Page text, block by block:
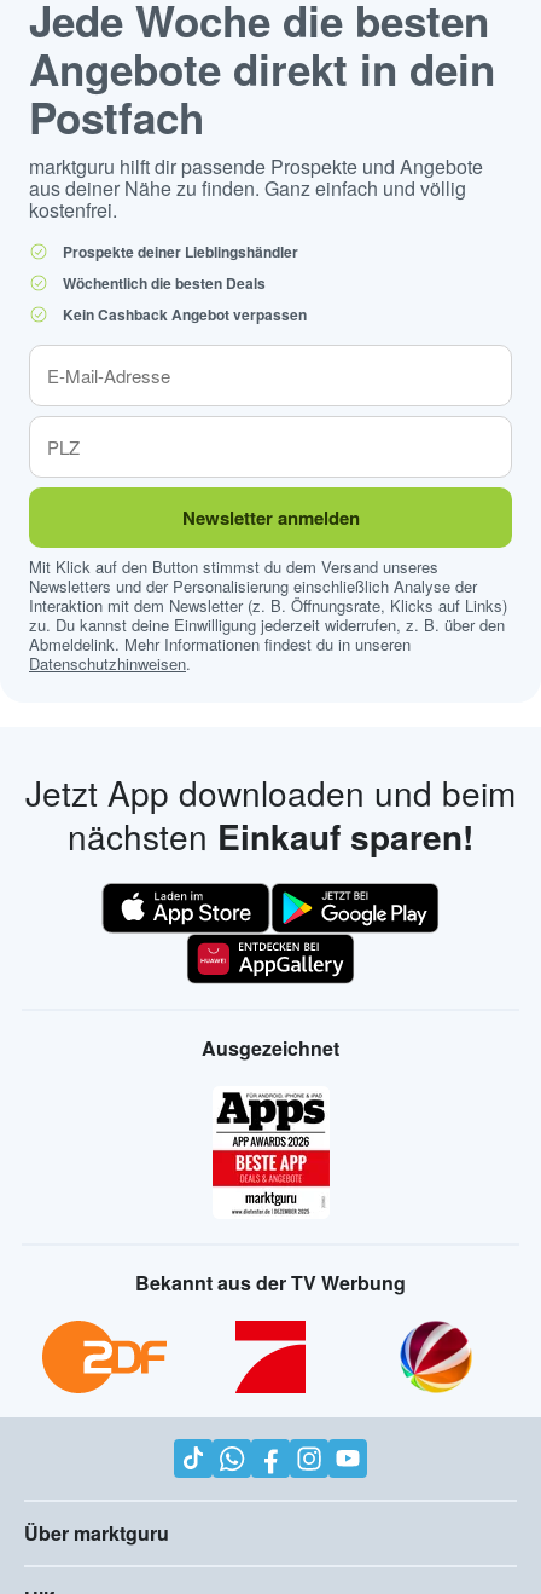
Jede Woche die besten
Angebote direkt in dein
Postfach
marktguru hilft dir passende Prospekte und Angebote
aus deiner Nähe zu finden. Ganz einfach und völlig
kostenfrei.
Prospekte deiner Lieblingshändler
Wöchentlich die besten Deals
Kein Cashback Angebot verpassen
Newsletter anmelden
Mit Klick auf den Button stimmst du dem Versand unseres
Newsletters und der Personalisierung einschließlich Analyse der
Interaktion mit dem Newsletter (z. B. Öffnungsrate, Klicks auf Links)
zu. Du kannst deine Einwilligung jederzeit widerrufen, z. B. über den
Abmeldelink. Mehr Informationen findest du in unseren
Datenschutzhinweisen.
Jetzt App downloaden und beim
nächsten Einkauf sparen!
Ausgezeichnet
Bekannt aus der TV Werbung
Über marktguru